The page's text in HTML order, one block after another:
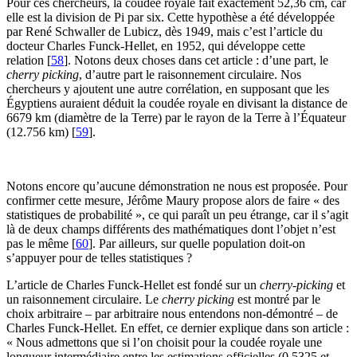
Pour ces chercheurs, la coudée royale fait exactement 52,36 cm, car
elle est la division de Pi par six. Cette hypothèse a été développée
par René Schwaller de Lubicz, dès 1949, mais c’est l’article du
docteur Charles Funck-Hellet, en 1952, qui développe cette
relation [58]. Notons deux choses dans cet article : d’une part, le
cherry picking, d’autre part le raisonnement circulaire. Nos
chercheurs y ajoutent une autre corrélation, en supposant que les
Égyptiens auraient déduit la coudée royale en divisant la distance de
6679 km (diamètre de la Terre) par le rayon de la Terre à l’Équateur
(12.756 km) [59].
Notons encore qu’aucune démonstration ne nous est proposée. Pour
confirmer cette mesure, Jérôme Maury propose alors de faire « des
statistiques de probabilité », ce qui paraît un peu étrange, car il s’agit
là de deux champs différents des mathématiques dont l’objet n’est
pas le même [60]. Par ailleurs, sur quelle population doit-on
s’appuyer pour de telles statistiques ?
L’article de Charles Funck-Hellet est fondé sur un cherry-picking et
un raisonnement circulaire. Le cherry picking est montré par le
choix arbitraire – par arbitraire nous entendons non-démontré – de
Charles Funck-Hellet. En effet, ce dernier explique dans son article :
« Nous admettons que si l’on choisit pour la coudée royale une